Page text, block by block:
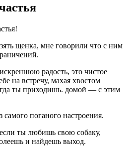
щенка, мне говорили что с ним
радость, это чистое
на встречу, махая хвостом
ты приходишь. домой — с этим
самого поганого настроения.
ты любишь свою собаку,
и найдешь выход.